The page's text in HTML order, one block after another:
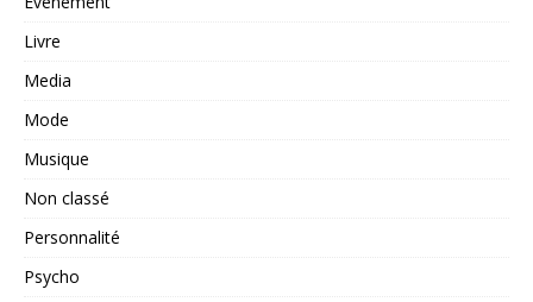
Livre
Media
Mode
Musique
Non classé
Personnalité
Psycho